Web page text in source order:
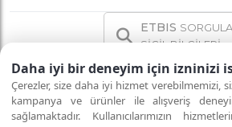
Daha iyi bir deneyim için izninizi
Çerezler, size daha iyi hizmet verebilmemizi,
kampanya ve ürünler ile alışveriş
sağlamaktadır. Kullanıcılarımızın
ETBIS
SİCİL BİLGİLERİ
İNTERNETTE GÜVENLİ